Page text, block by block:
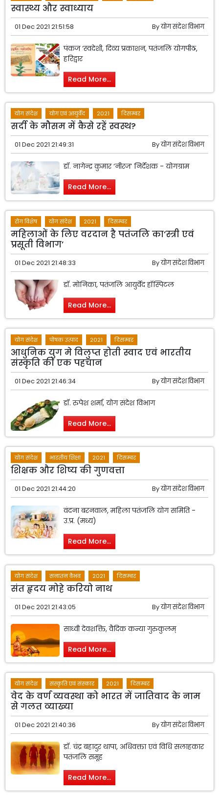
स्वास्थ्य और स्वाध्याय
01 Dec 2021 21:51:58 Byयोग संदेश विभाग
पंकज ‘स्वदेशी, दिव्य प्रकाशन, पतंजलि योगपीठ,
हरिद्वार
Read More...
योग संदेश योग एवं आयुर्वेद 2021 दिसम्बर
सर्दी के मौसम में कैसे रहें स्वस्थ?
01 Dec 2021 21:49:31 Byयोग संदेश विभाग
डॉ. नागेन्द्र कुमार ‘नीरज’ निर्देशक - योगग्राम
Read More...
रोग विशेष योग संदेश 2021 दिसम्बर
महिलाओं के लिए वरदान है पतंजलि का‘स्त्री एवं
प्रसूती विभाग’
01 Dec 2021 21:48:33 Byयोग संदेश विभाग
डॉ. मोनिका, पतंजलि आयुर्वेद हॉस्पिटल
Read More...
योग संदेश पोषक उत्पाद 2021 दिसम्बर
आधुनिक युग मे विलुप्त होती स्वाद एवं भारतीय
संस्कृति की एक पहचान
01 Dec 2021 21:46:34 Byयोग संदेश विभाग
डॉ. रुपेश शर्मा, योग संदेश विभाग
Read More...
योग संदेश भारतीय शिक्षा 2021 दिसम्बर
शिक्षक और शिष्य की गुणवत्ता
01 Dec 2021 21:44:20 Byयोग संदेश विभाग
वंदना बरनवाल, महिला पतंजलि योग समिति -
उ.प्र. (मध्य)
Read More...
योग संदेश सनातन वैभव 2021 दिसम्बर
संत हृदय मोहे करियो नाथ
01 Dec 2021 21:43:05 Byयोग संदेश विभाग
साध्वी देवशक्ति, वैदिक कन्या गुरुकुलम्
Read More...
योग संदेश संस्कृति एवं संस्कार 2021 दिसम्बर
वेद के वर्ण व्यवस्था को भारत में जातिवाद के नाम
से गलत व्याख्या
01 Dec 2021 21:40:36 Byयोग संदेश विभाग
डॉ. चंद्र बहादुर थापा, अधिवक्ता एवं विधि सलाहकार
पतंजलि समूह
Read More...